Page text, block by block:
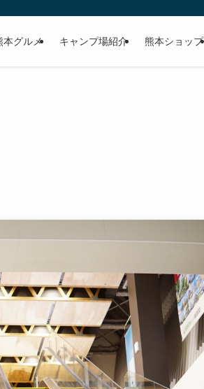
本グルメ キャンプ場紹介 熊本ショップ